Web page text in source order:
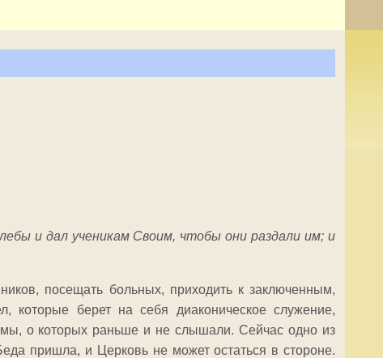
и дал ученикам Своим, чтобы они раздали им; и
посещать больных, приходить к заключенным,
берет на себя диаконическое служение,
о которых раньше и не слышали. Сейчас одно из
пришла, и Церковь не может остаться в стороне.